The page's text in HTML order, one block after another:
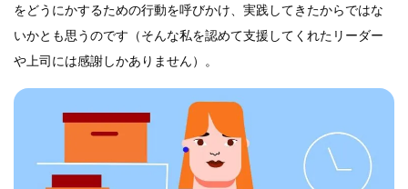
をどうにかするための行動を呼びかけ、実践してきたからではな
いかとも思うのです（そんな私を認めて支援してくれたリーダー
や上司には感謝しかありません）。